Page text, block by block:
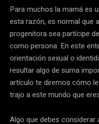
Para muchos la mamá es
esta razón, es normal que
progenitora sea partícipe
como persona. En este
orientación sexual o
resultar algo de suma
artículo te diremos cómo
trajo a este mundo que
Algo que debes considerar